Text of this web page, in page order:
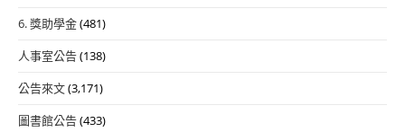
6. 獎助學金(481)
人事室公告(138)
公告來文(3,171)
圖書館公告(433)